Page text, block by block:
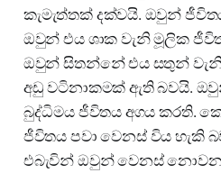
කැමැත්තක් දක්වයි. ඔවුන්
ඔවුන් එය ශාක වැනි මූලික
ඔවුන් සිතන්නේ එය සතුන් වැනි
අඩු වටිනාකමක් ඇති බවයි.
බුද්ධිමය ජීවිතය අගය කරති.
ජීවිතය පවා වෙනස් විය හැකි
එබැවින් ඔවුන් වෙනස් නොවන